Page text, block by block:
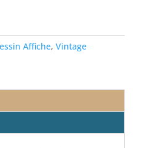
Affiche, Vintage